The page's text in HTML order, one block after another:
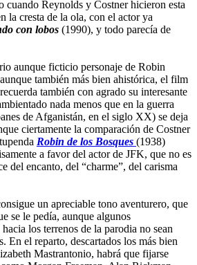
cuando Reynolds y Costner hicieron esta
la cresta de la ola, con el actor ya
con lobos (1990), y todo parecía de
aunque ficticio personaje de Robin
también más bien ahistórica, el film
también con agrado su interesante
nada menos que en la guerra
de Afganistán, en el siglo XX) se deja
ciertamente la comparación de Costner
Robin de los Bosques (1938)
a favor del actor de JFK, que no es
del encanto, del “charme”, del carisma
un apreciable tono aventurero, que
se le pedía, aunque algunos
los terrenos de la parodia no sean
En el reparto, descartados los más bien
Mastrantonio, habrá que fijarse